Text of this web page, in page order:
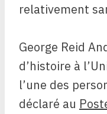
relativement
George Reid
d’histoire à
l’une des
déclaré au